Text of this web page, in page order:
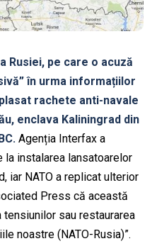
Rusiei, pe care o acuză
în urma informațiilor
rachete anti-navale
enclava Kaliningrad din
Agenția Interfax a
la instalarea lansatoarelor
iar NATO a replicat ulterior
Press că această
tensiunilor sau restaurarea
noastre (NATO-Rusia)”.